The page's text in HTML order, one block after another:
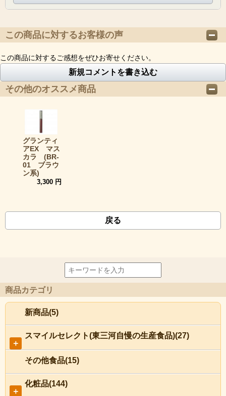
この商品に対するお客様の声
この商品に対するご感想をぜひお寄せください。
新規コメントを書き込む
その他のオススメ商品
グランティ
アEX マス
カラ (BR-
01 ブラウ
ン系)
3,300 円
戻る
商品カテゴリ
新商品(5)
＋
スマイルセレクト(東三河自慢の生産食品)(27)
その他食品(15)
＋
化粧品(144)